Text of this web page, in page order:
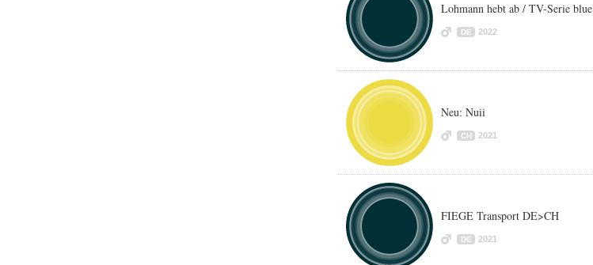
Lohmann hebt ab / TV-Serie blue
DE 2022
Neu: Nuii
CH 2021
FIEGE Transport DE>CH
DE 2021